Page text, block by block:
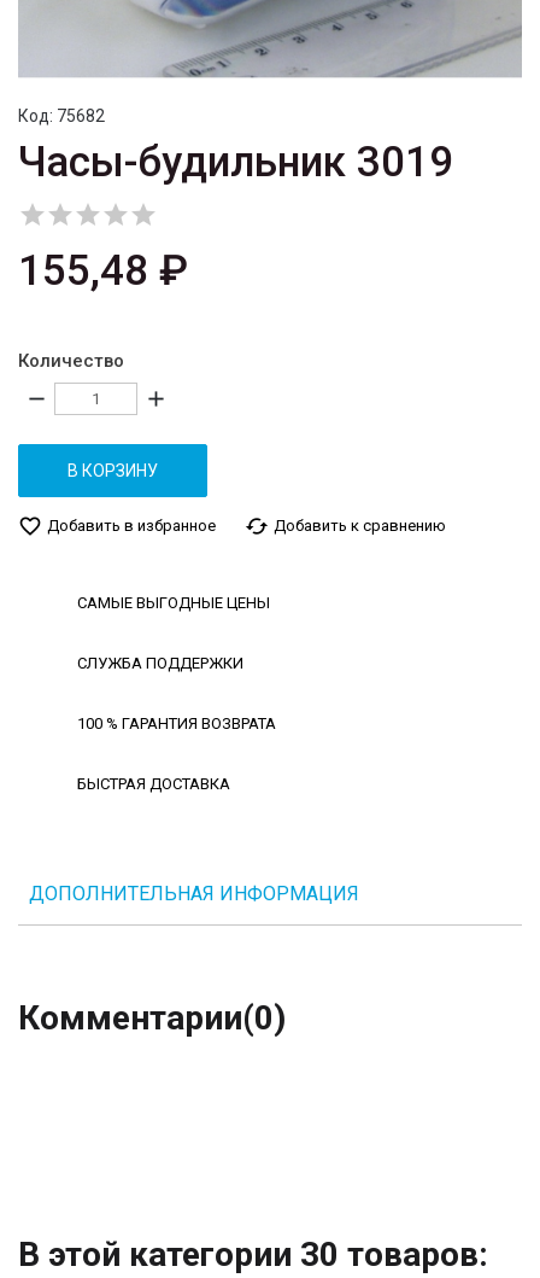
Код: 75682
Часы-будильник 3019

155,48 ₽
Количество
remove add
В КОРЗИНУ
favorite_border Добавить в избранное cached Добавить к сравнению
САМЫЕ ВЫГОДНЫЕ ЦЕНЫ
СЛУЖБА ПОДДЕРЖКИ
100 % ГАРАНТИЯ ВОЗВРАТА
БЫСТРАЯ ДОСТАВКА
ДОПОЛНИТЕЛЬНАЯ ИНФОРМАЦИЯ
Комментарии(0)
В этой категории 30 товаров: